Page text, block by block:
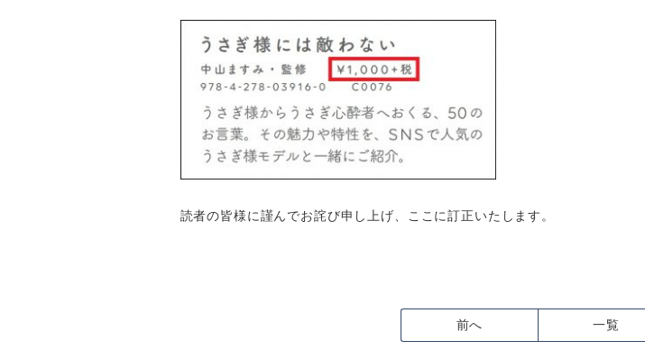
読者の皆様に謹んでお詫び申し上げ、ここに訂正いたします。
前へ 一覧